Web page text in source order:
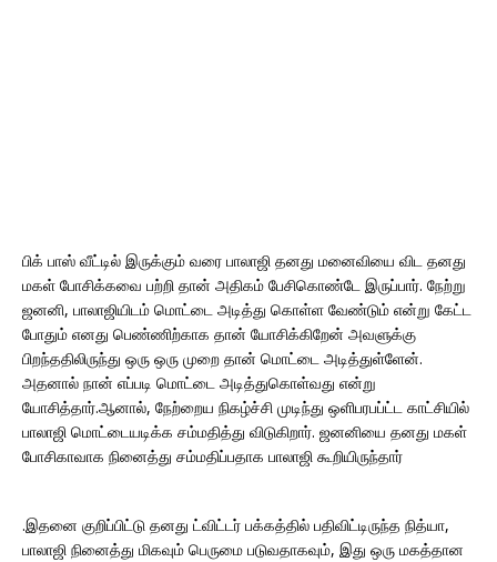
பிக் பாஸ் வீட்டில் இருக்கும் வரை பாலாஜி தனது மனைவியை விட தனது
மகள் போசிக்கவை பற்றி தான் அதிகம் பேசிகொண்டே இருப்பார். நேற்று
ஜனனி, பாலாஜியிடம் மொட்டை அடித்து கொள்ள வேண்டும் என்று கேட்ட
போதும் எனது பெண்ணிற்காக தான் யோசிக்கிறேன் அவளுக்கு
பிறந்ததிலிருந்து ஒரு ஒரு முறை தான் மொட்டை அடித்துள்ளேன்.
அதனால் நான் எப்படி மொட்டை அடித்துகொள்வது என்று
யோசித்தார்.ஆனால், நேற்றைய நிகழ்ச்சி முடிந்து ஒளிபரபப்ட்ட காட்சியில்
பாலாஜி மொட்டையடிக்க சம்மதித்து விடுகிறார். ஜனனியை தனது மகள்
போசிகாவாக நினைத்து சம்மதிப்பதாக பாலாஜி கூறியிருந்தார்
.இதனை குறிப்பிட்டு தனது ட்விட்டர் பக்கத்தில் பதிவிட்டிருந்த நித்யா,
பாலாஜி நினைத்து மிகவும் பெருமை படுவதாகவும், இது ஒரு மகத்தான